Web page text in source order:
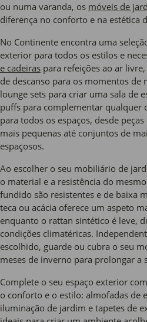
ou numa varanda, os móveis de
diferença no conforto e na estética
No Continente encontra uma
exterior para todos os estilos e
e cadeiras para refeições ao ar livre,
de descanso para os momentos de
lounge sets para criar uma sala de
puffs para complementar qualquer
para todos os espaços, desde
mais pequenas até conjuntos de
espaçosos.
Ao escolher o seu mobiliário de
o material e a resistência do
fundido são resistentes e de baixa
teca ou acácia oferece um aspeto
enquanto o rattan sintético é leve,
condições climatéricas.
escolhido, guarde ou cubra o seu
meses de inverno para prolongar a
Complete o seu espaço exterior
o conforto e o estilo: almofadas de
iluminação de jardim e tapetes de